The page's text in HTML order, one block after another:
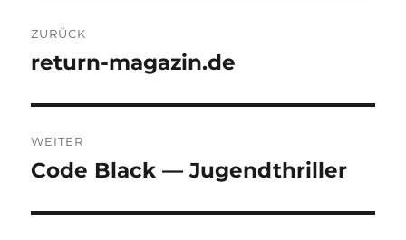
ZURÜCK
Vorheriger
return-magazin.de
WEITER
Nächster
Code Black — Jugendthriller